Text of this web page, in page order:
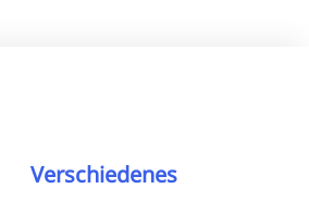
Verschiedenes